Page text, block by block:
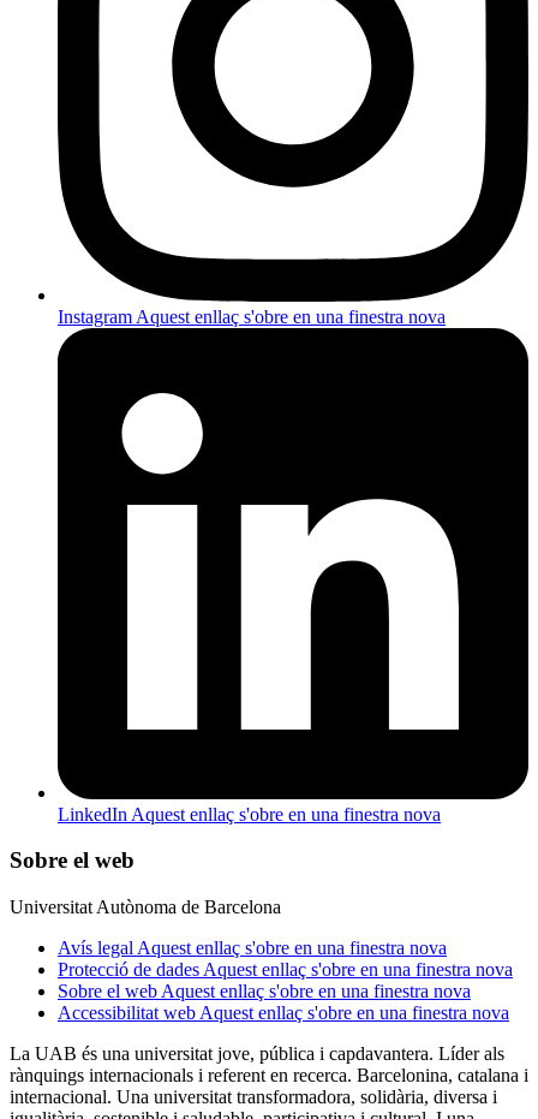
Instagram Aquest enllaç s'obre en una finestra nova
LinkedIn Aquest enllaç s'obre en una finestra nova
Sobre el web
Universitat Autònoma de Barcelona
Avís legal Aquest enllaç s'obre en una finestra nova
Protecció de dades Aquest enllaç s'obre en una finestra nova
Sobre el web Aquest enllaç s'obre en una finestra nova
Accessibilitat web Aquest enllaç s'obre en una finestra nova
La UAB és una universitat jove, pública i capdavantera. Líder als
rànquings internacionals i referent en recerca. Barcelonina, catalana i
internacional. Una universitat transformadora, solidària, diversa i